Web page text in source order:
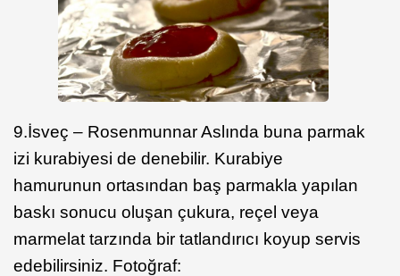
9.İsveç – Rosenmunnar Aslında buna parmak
izi kurabiyesi de denebilir. Kurabiye
hamurunun ortasından baş parmakla yapılan
baskı sonucu oluşan çukura, reçel veya
marmelat tarzında bir tatlandırıcı koyup servis
edebilirsiniz. Fotoğraf: